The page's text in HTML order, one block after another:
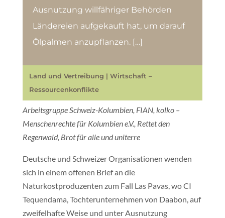
Ausnutzung willfähriger Behörden
Ländereien aufgekauft hat, um darauf
Ölpalmen anzupflanzen. […]
Land und Vertreibung | Wirtschaft –
Ressourcenkonflikte
Arbeitsgruppe Schweiz-Kolumbien, FIAN, kolko –
Menschenrechte für Kolumbien e.V., Rettet den
Regenwald, Brot für alle und uniterre
Deutsche und Schweizer Organisationen wenden
sich in einem offenen Brief an die
Naturkostproduzenten zum Fall Las Pavas, wo CI
Tequendama, Tochterunternehmen von Daabon, auf
zweifelhafte Weise und unter Ausnutzung